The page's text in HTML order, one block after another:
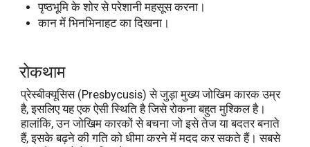
पृष्ठभूमि के शोर से परेशानी महसूस करना।
कान में भिनभिनाहट का दिखना।
रोकथाम
प्रेस्बीक्यूसिस (Presbycusis) से जुड़ा मुख्य जोखिम कारक उम्र
है, इसलिए यह एक ऐसी स्थिति है जिसे रोकना बहुत मुश्किल है।
हालांकि, उन जोखिम कारकों से बचना जो इसे तेज या बदतर बनाते
हैं, इसके बढ़ने की गति को धीमा करने में मदद कर सकते हैं। सबसे